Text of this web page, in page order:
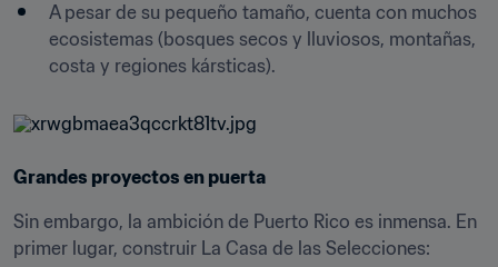
A pesar de su pequeño tamaño, cuenta con muchos
ecosistemas (bosques secos y lluviosos, montañas,
costa y regiones kársticas).
Grandes proyectos en puerta
Sin embargo, la ambición de Puerto Rico es inmensa. En
primer lugar, construir La Casa de las Selecciones: